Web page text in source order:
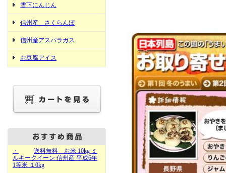
雪下にんじん
信州産 さくらんぼ
信州産アスパラガス
お豆腐アイス
・
送料無料 お米 10kg ミ
ルキークイーン 信州産 平成6年
1等米 １0kg